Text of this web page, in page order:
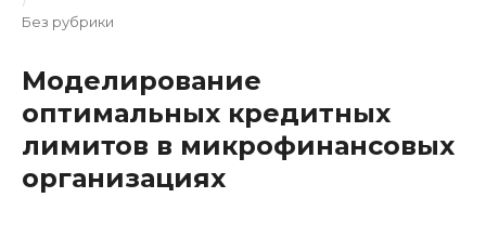
Без рубрики
Моделирование
оптимальных кредитных
лимитов в микрофинансовых
организациях